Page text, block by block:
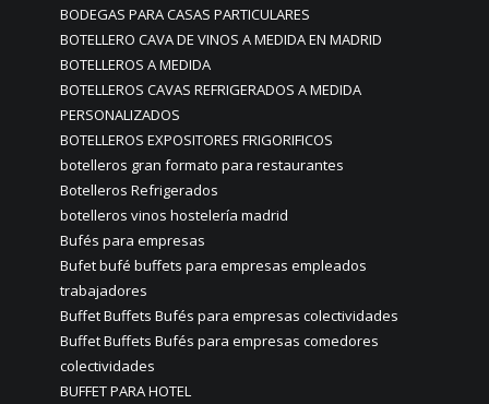
BODEGAS PARA CASAS PARTICULARES
BOTELLERO CAVA DE VINOS A MEDIDA EN MADRID
BOTELLEROS A MEDIDA
BOTELLEROS CAVAS REFRIGERADOS A MEDIDA
PERSONALIZADOS
BOTELLEROS EXPOSITORES FRIGORIFICOS
botelleros gran formato para restaurantes
Botelleros Refrigerados
botelleros vinos hostelería madrid
Bufés para empresas
Bufet bufé buffets para empresas empleados
trabajadores
Buffet Buffets Bufés para empresas colectividades
Buffet Buffets Bufés para empresas comedores
colectividades
BUFFET PARA HOTEL